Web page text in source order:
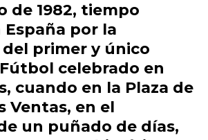
de 1982, tiempo
por la
primer y único
celebrado en
cuando en la Plaza de
Ventas, en el
un puñado de días,